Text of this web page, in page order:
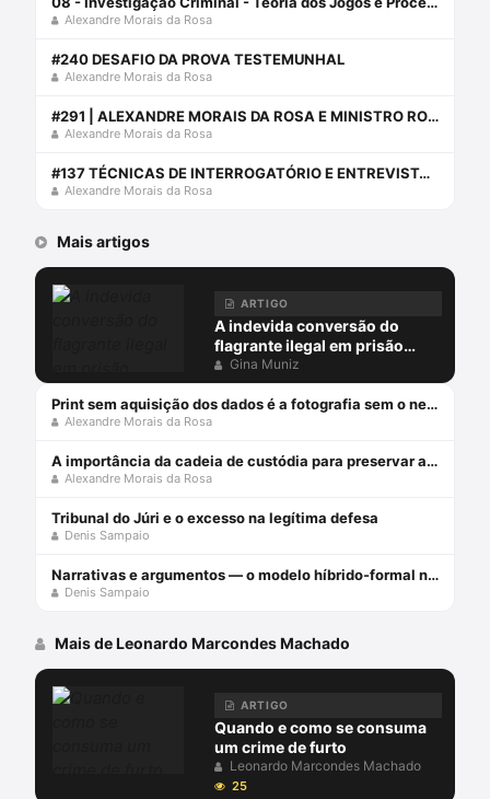
Alexandre Morais da Rosa
#240 DESAFIO DA PROVA TESTEMUNHAL
Alexandre Morais da Rosa
#291 | ALEXANDRE MORAIS DA ROSA E MINISTRO ROGÉRIO SCHIETTI FALAM SOBRE OS DESAFIOS NO STJ
Alexandre Morais da Rosa
#137 TÉCNICAS DE INTERROGATÓRIO E ENTREVISTAS COM LIVIA MOSCATELLI
Alexandre Morais da Rosa
Mais artigos
ARTIGO
A indevida conversão do
flagrante ilegal em prisão
preventiva
Gina Muniz
Print sem aquisição dos dados é a fotografia sem o negativo
Alexandre Morais da Rosa
A importância da cadeia de custódia para preservar a prova penal
Alexandre Morais da Rosa
Tribunal do Júri e o excesso na legítima defesa
Denis Sampaio
Narrativas e argumentos — o modelo híbrido-formal no Júri
Denis Sampaio
Mais de Leonardo Marcondes Machado
ARTIGO
Quando e como se consuma
um crime de furto
Leonardo Marcondes Machado
25